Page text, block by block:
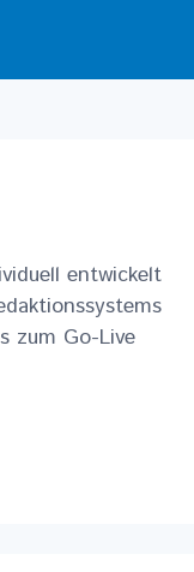
entwickelt
zum Go-Live